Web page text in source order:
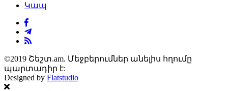
Կապ
©2019 Շեշտ.am. Մեջբերումներ անելիս հղումը
պարտադիր է:
Designed by Flatstudio